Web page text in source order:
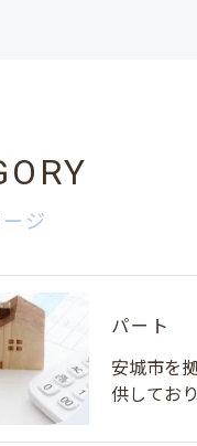
ジ
パート
安城市を
供してお